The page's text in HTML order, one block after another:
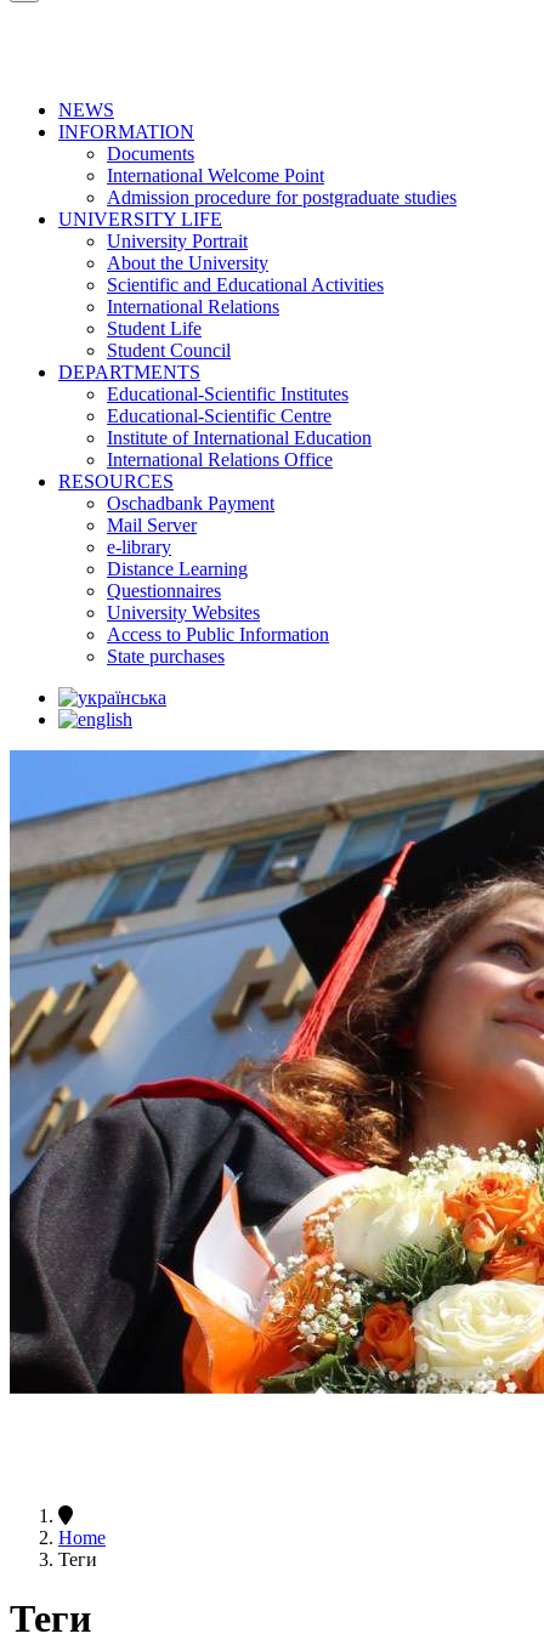
NEWS
INFORMATION
Documents
International Welcome Point
Admission procedure for postgraduate studies
UNIVERSITY LIFE
University Portrait
About the University
Scientific and Educational Activities
International Relations
Student Life
Student Council
DEPARTMENTS
Educational-Scientific Institutes
Educational-Scientific Centre
Institute of International Education
International Relations Office
RESOURCES
Oschadbank Payment
Mail Server
e-library
Distance Learning
Questionnaires
University Websites
Access to Public Information
State purchases
Home
Теги
Теги